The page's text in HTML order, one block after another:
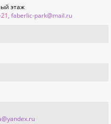
этаж
, faberlic-park@mail.ru